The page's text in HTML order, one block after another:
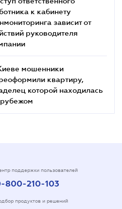
к кабинету
зависит от
руководителя
мошенники
квартиру,
которой находилась
поддержки пользователей
800-210-103
продуктов и решений